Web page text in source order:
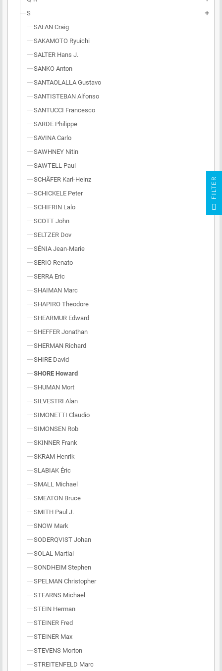
S add
SAFAN Craig
SAKAMOTO Ryuichi
SALTER Hans J.
SANKO Anton
SANTAOLALLA Gustavo
SANTISTEBAN Alfonso
SANTUCCI Francesco
SARDE Philippe
SAVINA Carlo
SAWHNEY Nitin
SAWTELL Paul
SCHÄFER Karl-Heinz
SCHICKELE Peter
SCHIFRIN Lalo
SCOTT John
SELTZER Dov
SÉNIA Jean-Marie
SERIO Renato
SERRA Eric
SHAIMAN Marc
SHAPIRO Theodore
SHEARMUR Edward
SHEFFER Jonathan
SHERMAN Richard
SHIRE David
SHORE Howard
SHUMAN Mort
SILVESTRI Alan
SIMONETTI Claudio
SIMONSEN Rob
SKINNER Frank
SKRAM Henrik
SLABIAK Éric
SMALL Michael
SMEATON Bruce
SMITH Paul J.
SNOW Mark
SODERQVIST Johan
SOLAL Martial
SONDHEIM Stephen
SPELMAN Christopher
STEARNS Michael
STEIN Herman
STEINER Fred
STEINER Max
STEVENS Morton
STREITENFELD Marc
R